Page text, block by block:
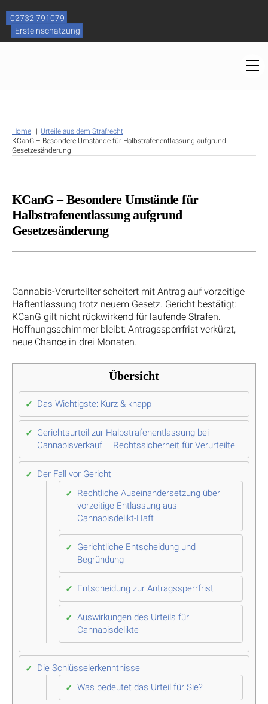
content
02732 791079
Ersteinschätzung
Home
Urteile aus dem Strafrecht
KCanG – Besondere Umstände für Halbstrafenentlassung aufgrund
Gesetzesänderung
KCanG – Besondere Umstände für
Halbstrafenentlassung aufgrund
Gesetzesänderung
Cannabis-Verurteilter scheitert mit Antrag auf vorzeitige
Haftentlassung trotz neuem Gesetz. Gericht bestätigt:
KCanG gilt nicht rückwirkend für laufende Strafen.
Hoffnungsschimmer bleibt: Antragssperrfrist verkürzt,
neue Chance in drei Monaten.
Übersicht
Das Wichtigste: Kurz & knapp
Gerichtsurteil zur Halbstrafenentlassung bei
Cannabisverkauf – Rechtssicherheit für Verurteilte
Der Fall vor Gericht
Rechtliche Auseinandersetzung über
vorzeitige Entlassung aus
Cannabisdelikt-Haft
Gerichtliche Entscheidung und
Begründung
Entscheidung zur Antragssperrfrist
Auswirkungen des Urteils für
Cannabisdelikte
Die Schlüsselerkenntnisse
Was bedeutet das Urteil für Sie?